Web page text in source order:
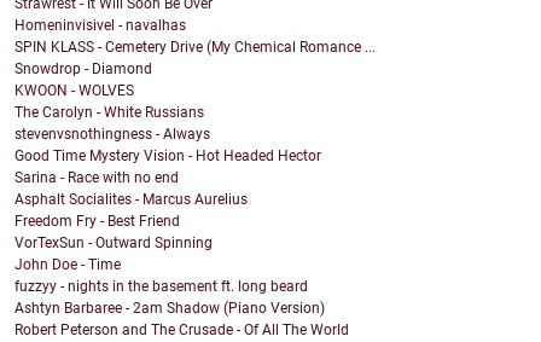
Strawrest - It Will Soon Be Over
Homeninvisivel - navalhas
SPIN KLASS - Cemetery Drive (My Chemical Romance ...
Snowdrop - Diamond
KWOON - WOLVES
The Carolyn - White Russians
stevenvsnothingness - Always
Good Time Mystery Vision - Hot Headed Hector
Sarina - Race with no end
Asphalt Socialites - Marcus Aurelius
Freedom Fry - Best Friend
VorTexSun - Outward Spinning
John Doe - Time
fuzzyy - nights in the basement ft. long beard
Ashtyn Barbaree - 2am Shadow (Piano Version)
Robert Peterson and The Crusade - Of All The World